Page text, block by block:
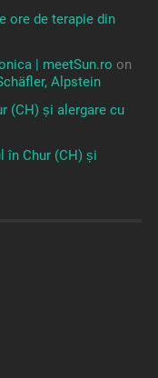
ore de terapie din
| meetSun.ro on
Alpstein
(CH) și alergare cu
în Chur (CH) și